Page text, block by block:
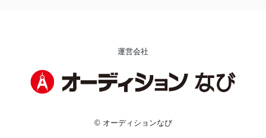
運営会社
© オーディションなび